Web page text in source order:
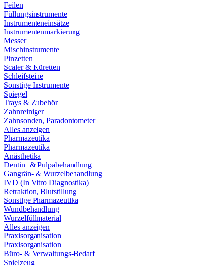
Feilen
Füllungsinstrumente
Instrumenteneinsätze
Instrumentenmarkierung
Messer
Mischinstrumente
Pinzetten
Scaler & Küretten
Schleifsteine
Sonstige Instrumente
Spiegel
Trays & Zubehör
Zahnreiniger
Zahnsonden, Paradontometer
Alles anzeigen
Pharmazeutika
Pharmazeutika
Anästhetika
Dentin- & Pulpabehandlung
Gangrän- & Wurzelbehandlung
IVD (In Vitro Diagnostika)
Retraktion, Blutstillung
Sonstige Pharmazeutika
Wundbehandlung
Wurzelfüllmaterial
Alles anzeigen
Praxisorganisation
Praxisorganisation
Büro- & Verwaltungs-Bedarf
Spielzeug